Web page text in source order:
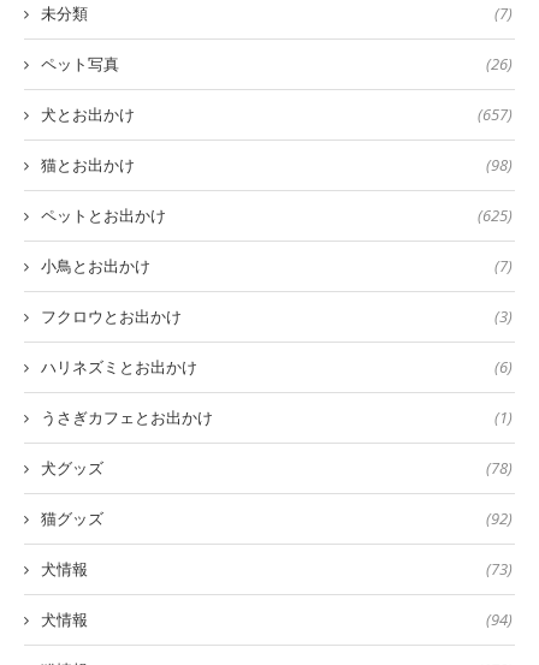
未分類 (7)
ペット写真 (26)
犬とお出かけ (657)
猫とお出かけ (98)
ペットとお出かけ (625)
小鳥とお出かけ (7)
フクロウとお出かけ (3)
ハリネズミとお出かけ (6)
うさぎカフェとお出かけ (1)
犬グッズ (78)
猫グッズ (92)
犬情報 (73)
犬情報 (94)